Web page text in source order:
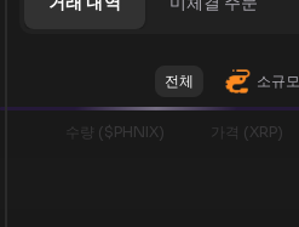
전체 소규모
수량 ($PHNIX) 가격 (XRP)